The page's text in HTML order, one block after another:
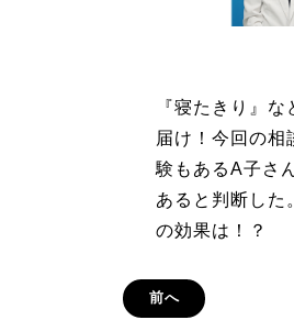
『寝たきり』
届け！今回の相
験もあるA子さ
あると判断した
の効果は！？
前へ